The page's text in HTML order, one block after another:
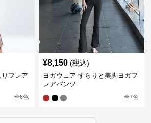
フレア
全6色
¥8,150 (税込)
ヨガウェア すらりと美脚ヨガフ
レアパンツ
全7色